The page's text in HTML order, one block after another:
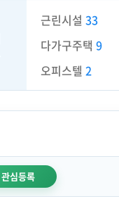
근린시설 33
다가구주택 9
오피스텔 2
관심등록